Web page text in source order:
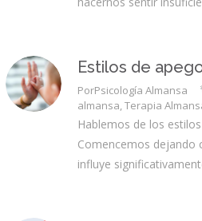
Estilos de
PorPsicología Almansa
almansa,Terapia
Hablemos de los
Comencemos dejando
influye